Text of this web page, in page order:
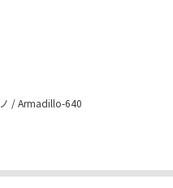
/ Armadillo-640